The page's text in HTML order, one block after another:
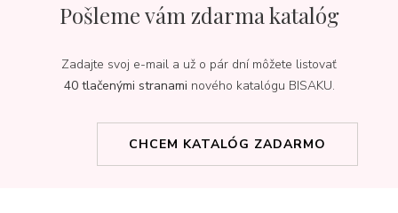
Pošleme vám zdarma katalóg
Zadajte svoj e-mail a už o pár dní môžete listovať
40 tlačenými stranami nového katalógu BISAKU.
CHCEM KATALÓG ZADARMO